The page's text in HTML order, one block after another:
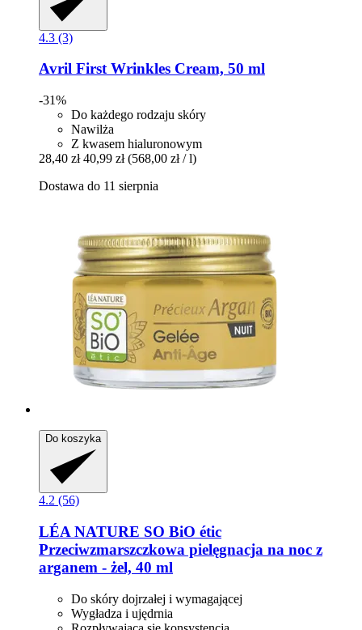
4.3 (3)
Avril First Wrinkles Cream, 50 ml
-31%
Do każdego rodzaju skóry
Nawilża
Z kwasem hialuronowym
28,40 zł 40,99 zł (568,00 zł / l)
Dostawa do 11 sierpnia
Do koszyka
4.2 (56)
LÉA NATURE SO BiO étic
Przeciwzmarszczkowa pielęgnacja na noc z
arganem -​ żel, 40 ml
Do skóry dojrzałej i wymagającej
Wygładza i ujędrnia